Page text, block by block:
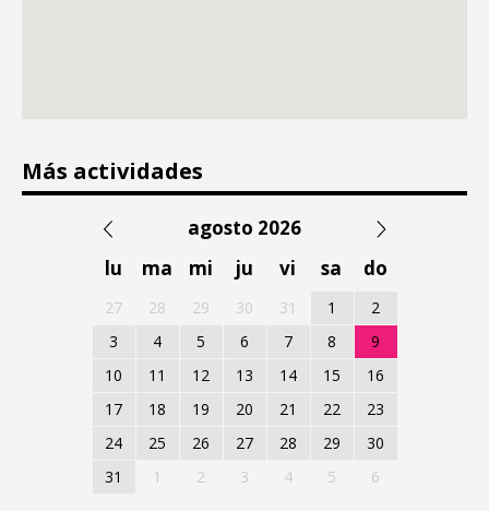
Más actividades
agosto 2026
lu
ma mi ju vi sa do
27 28 29 30 31 1
2
3
4 5 6 7 8
9
10
11 12 13 14 15
16
17
18 19 20 21 22
23
24
25 26 27 28 29
30
31
1 2 3 4 5 6